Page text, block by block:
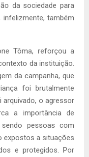
da sociedade para
também
Tôma, reforçou a
da instituição.
da campanha, que
foi brutalmente
o agressor
a importância de
pessoas com
expostos a situações
e protegidos. Por